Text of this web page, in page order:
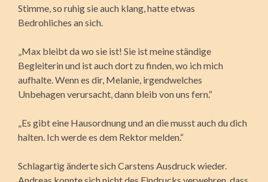
Stimme, so ruhig sie auch klang, hatte etwas
Bedrohliches an sich.
„Max bleibt da wo sie ist! Sie ist meine ständige
Begleiterin und ist auch dort zu finden, wo ich mich
aufhalte. Wenn es dir, Melanie, irgendwelches
Unbehagen verursacht, dann bleib von uns fern.“
„Es gibt eine Hausordnung und an die musst auch du dich
halten. Ich werde es dem Rektor melden.“
Schlagartig änderte sich Carstens Ausdruck wieder.
Andreas konnte sich nicht des Eindrucks verwehren, dass